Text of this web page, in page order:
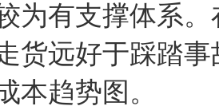
为有支撑体系
货远好于踩踏
本趋势图。